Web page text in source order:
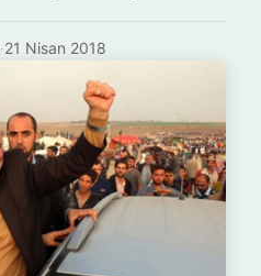
·21 Nisan 2018